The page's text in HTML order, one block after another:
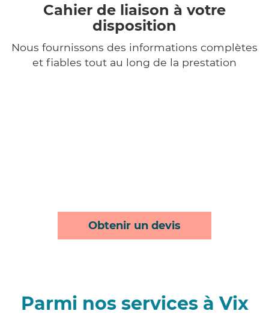
Cahier de liaison à votre
disposition
Nous fournissons des informations complètes
et fiables tout au long de la prestation
Obtenir un devis
Parmi nos services à Vix